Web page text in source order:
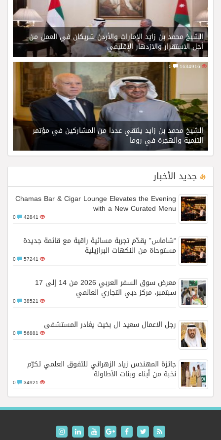
الشيخ محمد بن زايد الإمارات والأردن شريكان في العمل من
أجل الاستقرار والازدهار الإقليمي
الشيخ محمد بن زايد يلتقي عددا من المشاركين في مؤتمر
التنمية والهجرة في روما
جديد الأخبار
Chamas Bar & Cigar Lounge Elevates the Evening
with a New Curated Menu
42841
“شاماس” يقدّم تجربة مسائية راقية مع قائمة جديدة
مستوحاة من النكهات البرازيلية
57241
معرض سوق السفر العربي 2026 من 14 إلى 17
سبتمبر، مركز دبي التجاري العالمي
38521
رجل الاعمال سعيد ال بخيت يغادر المستشفى
56881
جائزة المهندس زياد الزهراني للتفوق العلمي تكرّم
نخبة من أبناء وبنات الأطاولة
34921